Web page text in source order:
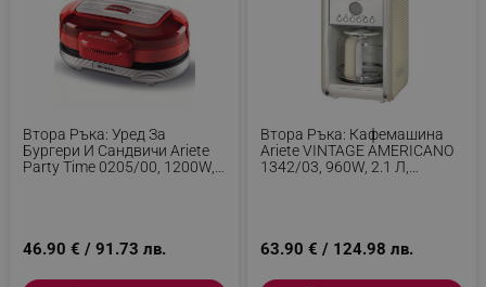
Втора Ръка: Уред За
Бургери И Сандвичи Ariete
Party Time 0205/00, 1200W,
46.90 € / 91.73 лв.
Втора Ръка: Кафемашина
Ariete VINTAGE AMERICANO
1342/03, 960W, 2.1 Л,
63.90 € / 124.98 лв.